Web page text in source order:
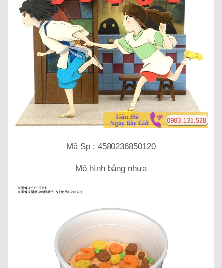
Mã Sp : 4580236850120
Mô hình bằng nhựa